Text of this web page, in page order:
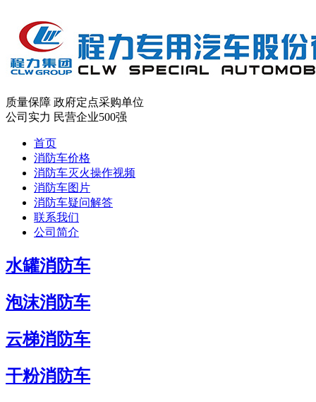
质量保障 政府定点采购单位
公司实力 民营企业500强
首页
消防车价格
消防车灭火操作视频
消防车图片
消防车疑问解答
联系我们
公司简介
水罐消防车
泡沫消防车
云梯消防车
干粉消防车